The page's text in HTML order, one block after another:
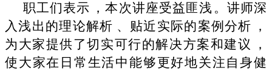
职工们表示，本次讲座受益匪浅。讲师深
入浅出的理论解析、贴近实际的案例分析，
为大家提供了切实可行的解决方案和建议，
使大家在日常生活中能够更好地关注自身健